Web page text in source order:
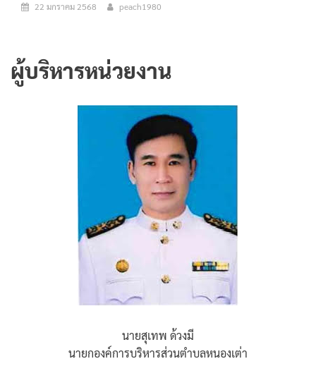
22 มกราคม 2568 peach1980
ผู้บริหารหน่วยงาน
นายสุเทพ ด้วงมี
นายกองค์การบริหารส่วนตำบลหนองเต่า